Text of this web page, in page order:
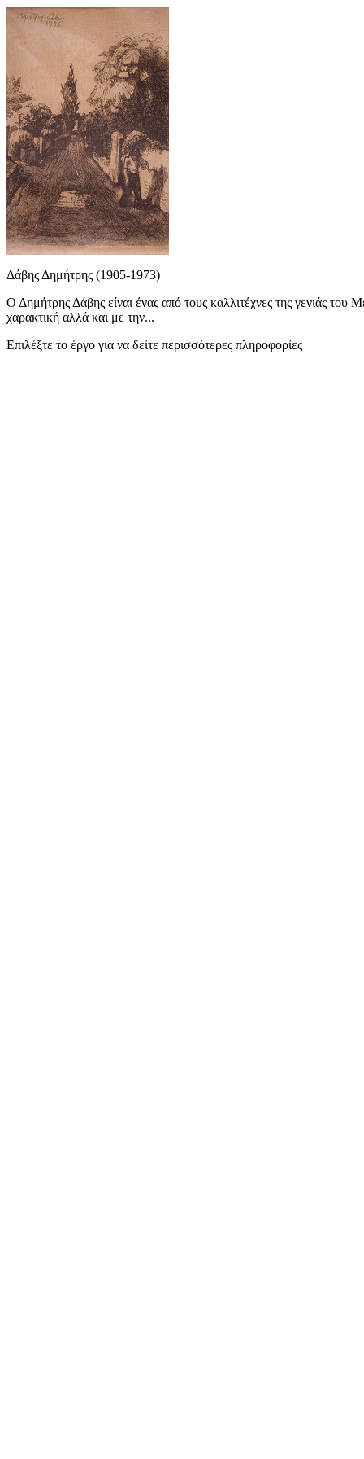
Δάβης Δημήτρης (1905-1973)
Ο Δημήτρης Δάβης είναι ένας από τους καλλιτέχνες της γενιάς
χαρακτική αλλά και με την...
Επιλέξτε το έργο για να δείτε περισσότερες πληροφορίες